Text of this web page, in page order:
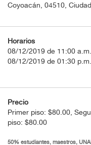
Coyoacán, 04510,
Horarios
08/12/2019 de 11:00
08/12/2019 de 01:30
Precio
Primer piso: $80.00,
piso: $80.00
50% estudiantes, maestros,